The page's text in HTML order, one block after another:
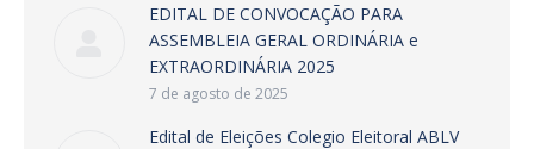
EDITAL DE CONVOCAÇÃO PARA
ASSEMBLEIA GERAL ORDINÁRIA e
EXTRAORDINÁRIA 2025
7 de agosto de 2025
Edital de Eleições Colegio Eleitoral ABLV